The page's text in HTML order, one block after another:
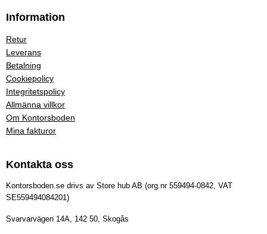
Information
Retur
Leverans
Betalning
Cookiepolicy
Integritetspolicy
Allmänna villkor
Om Kontorsboden
Mina fakturor
Kontakta oss
Kontorsboden.se drivs av Store hub AB (org.nr 559494-0842, VAT
SE559494084201)
Svarvarvägen 14A, 142 50, Skogås